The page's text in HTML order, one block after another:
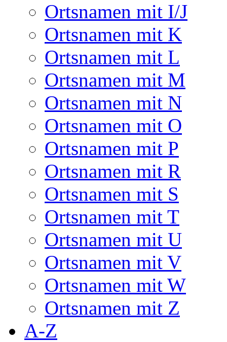
Ortsnamen mit I/J
Ortsnamen mit K
Ortsnamen mit L
Ortsnamen mit M
Ortsnamen mit N
Ortsnamen mit O
Ortsnamen mit P
Ortsnamen mit R
Ortsnamen mit S
Ortsnamen mit T
Ortsnamen mit U
Ortsnamen mit V
Ortsnamen mit W
Ortsnamen mit Z
A-Z